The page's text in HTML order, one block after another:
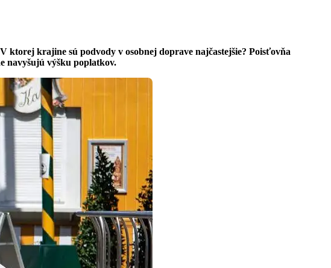
krajine sú podvody v osobnej doprave najčastejšie? Poisťovňa
navyšujú výšku poplatkov.